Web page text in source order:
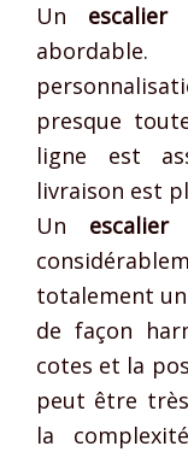
Un
presque
ligne est
livraison est
Un
totalement
de façon
cotes et la
peut être
la